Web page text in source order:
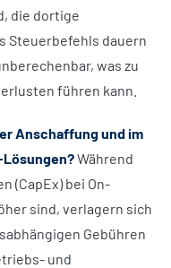
die dortige
Steuerbefehls dauern
was zu
führen kann.
Anschaffung und im
Während
(CapEx) bei On-
sind, verlagern sich
Gebühren
und